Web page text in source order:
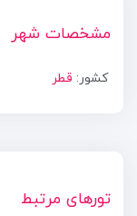
مشخصات شهر
کشور: قطر
تورهای مرتبط